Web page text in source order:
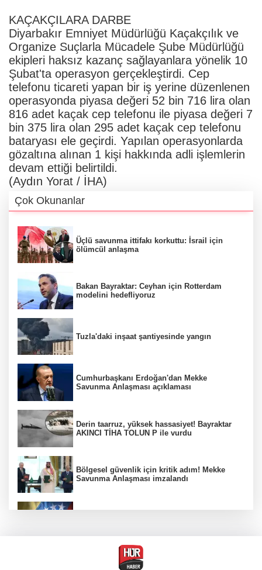
KAÇAKÇILARA DARBE
Diyarbakır Emniyet Müdürlüğü Kaçakçılık ve
Organize Suçlarla Mücadele Şube Müdürlüğü
ekipleri haksız kazanç sağlayanlara yönelik 10
Şubat'ta operasyon gerçekleştirdi. Cep
telefonu ticareti yapan bir iş yerine düzenlenen
operasyonda piyasa değeri 52 bin 716 lira olan
816 adet kaçak cep telefonu ile piyasa değeri 7
bin 375 lira olan 295 adet kaçak cep telefonu
bataryası ele geçirdi. Yapılan operasyonlarda
gözaltına alınan 1 kişi hakkında adli işlemlerin
devam ettiği belirtildi.
(Aydın Yorat / İHA)
Çok Okunanlar
Üçlü savunma ittifakı korkuttu: İsrail için
ölümcül anlaşma
Bakan Bayraktar: Ceyhan için Rotterdam
modelini hedefliyoruz
Tuzla'daki inşaat şantiyesinde yangın
Cumhurbaşkanı Erdoğan'dan Mekke
Savunma Anlaşması açıklaması
Derin taarruz, yüksek hassasiyet! Bayraktar
AKINCI TİHA TOLUN P ile vurdu
Bölgesel güvenlik için kritik adım! Mekke
Savunma Anlaşması imzalandı
Trump imzaladı! Doğumla vatandaşlığa